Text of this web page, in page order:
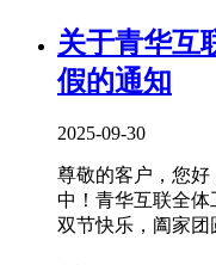
关于青华互
假的通知
2025-09-30
尊敬的客户，您好
中！青华互联全
双节快乐，阖家团